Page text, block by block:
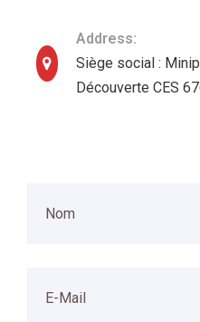
Address:
Siège social :
Découverte CES